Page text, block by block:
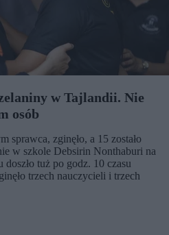
w Tajlandii. Nie
osób
sprawca, zginęło, a 15 zostało
w szkole Debsirin Nonthaburi na
tuż po godz. 10 czasu
trzech nauczycieli i trzech